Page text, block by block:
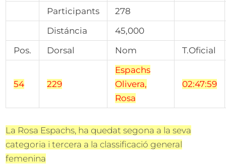
Participants
278
Distáncia
45,000
Pos.
Dorsal Nom T.Oficial
54 229
Espachs
Olivera,
Rosa
02:47:59
La Rosa Espachs, ha quedat segona a la seva
categoria i tercera a la classificació general
femenina